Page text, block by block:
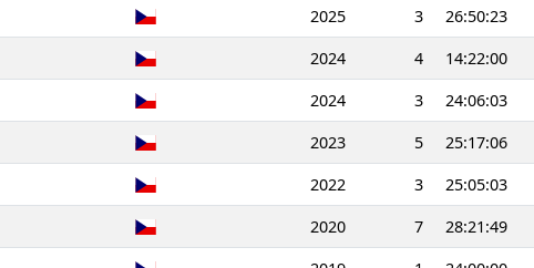
2025 3 26:50:23
2024 4 14:22:00
2024 3 24:06:03
2023 5 25:17:06
2022 3 25:05:03
2020 7 28:21:49